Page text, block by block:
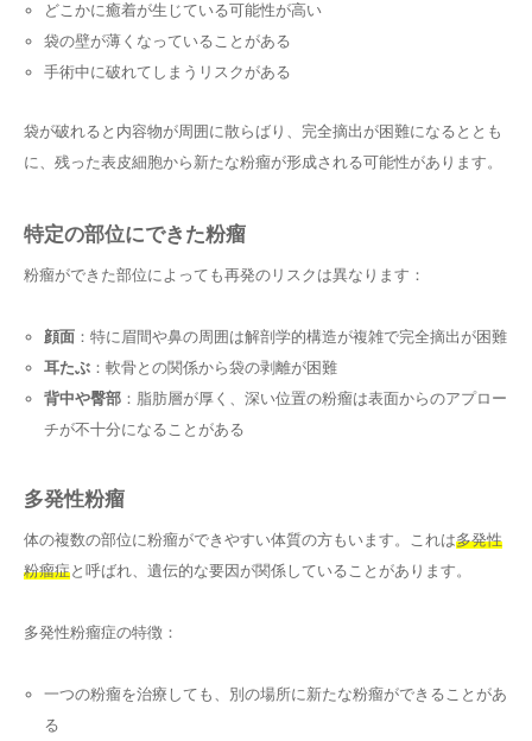
どこかに癒着が生じている可能性が高い
袋の壁が薄くなっていることがある
手術中に破れてしまうリスクがある
袋が破れると内容物が周囲に散らばり、完全摘出が困難になるととも
に、残った表皮細胞から新たな粉瘤が形成される可能性があります。
特定の部位にできた粉瘤
粉瘤ができた部位によっても再発のリスクは異なります：
顔面：特に眉間や鼻の周囲は解剖学的構造が複雑で完全摘出が困難
耳たぶ：軟骨との関係から袋の剥離が困難
背中や臀部：脂肪層が厚く、深い位置の粉瘤は表面からのアプロー
チが不十分になることがある
多発性粉瘤
体の複数の部位に粉瘤ができやすい体質の方もいます。これは多発性
粉瘤症と呼ばれ、遺伝的な要因が関係していることがあります。
多発性粉瘤症の特徴：
一つの粉瘤を治療しても、別の場所に新たな粉瘤ができることがあ
る